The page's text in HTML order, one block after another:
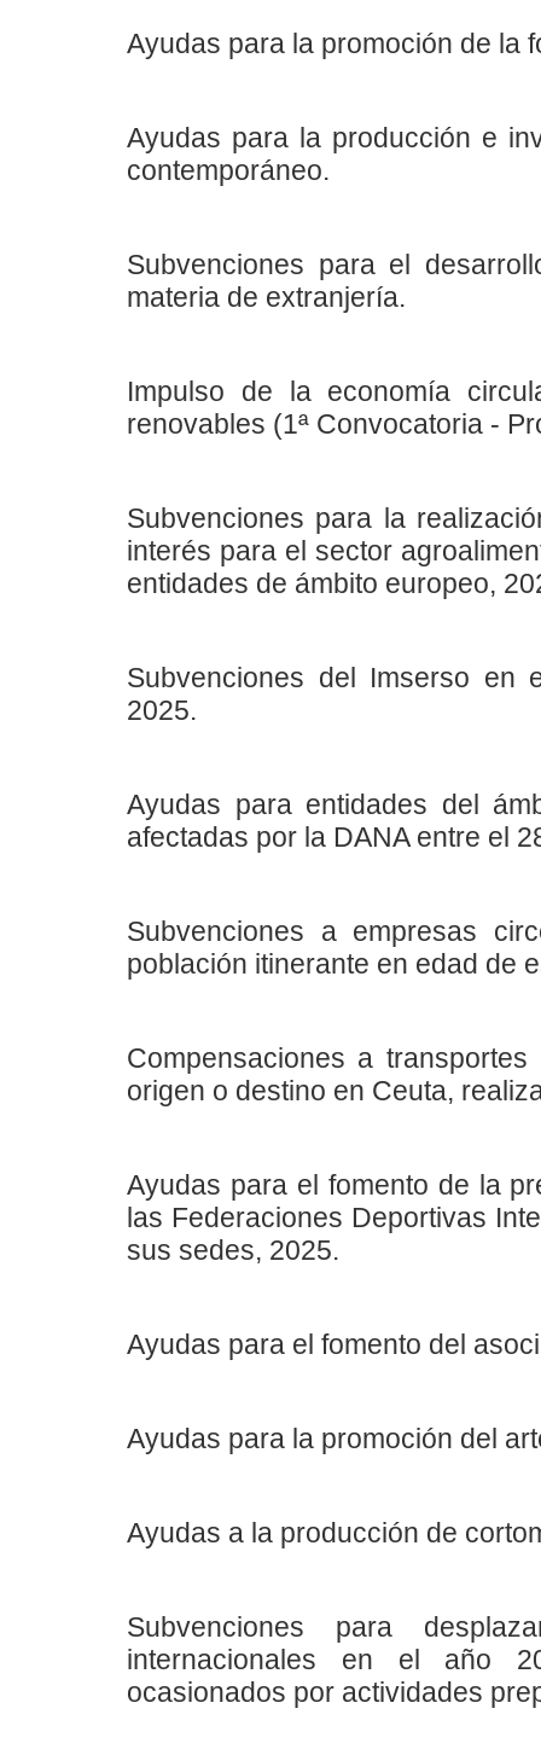
Ayudas para la promoción de la
Ayudas para la producción e
contemporáneo.
Subvenciones para el
materia de extranjería.
Impulso de la economía
renovables (1ª Convocatoria -
Subvenciones para la
interés para el sector
entidades de ámbito europeo,
Subvenciones del Imserso en
2025.
Ayudas para entidades del
afectadas por la DANA entre el
Subvenciones a empresas
población itinerante en edad de
Compensaciones a
origen o destino en Ceuta,
Ayudas para el fomento de la
las Federaciones Deportivas
sus sedes, 2025.
Ayudas para el fomento del
Ayudas para la promoción del
Ayudas a la producción de
Subvenciones para
internacionales en el año
ocasionados por actividades